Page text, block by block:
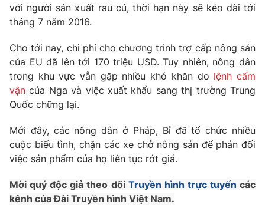
Góc doanh nghiệp
Truyền hình
Hậu trường
Nhân vật
Khán giả
Giải sao mai
Giải trí
Điện ảnh
Âm nhạc
Đời sống
Du lịch
Làm đẹp
Chất lượng cuộc sống
Giáo dục
Tuyển sinh
Học trực tuyến
Công nghệ
Sản phẩm
Giao lưu trực tuyến
với người sản xuất rau củ, thời hạn này sẽ kéo dài tới
tháng 7 năm 2016.
Cho tới nay, chi phí cho chương trình trợ cấp nông sản
của EU đã lên tới 170 triệu USD. Tuy nhiên, nông dân
trong khu vực vẫn gặp nhiều khó khăn do lệnh cấm
vận của Nga và việc xuất khẩu sang thị trường Trung
Quốc chững lại.
Mới đây, các nông dân ở Pháp, Bỉ đã tổ chức nhiều
cuộc biểu tình, chặn các xe chở nông sản để phản đối
việc sản phẩm của họ liên tục rớt giá.
Mời quý độc giả theo dõi Truyền hình trực tuyến các
kênh của Đài Truyền hình Việt Nam.